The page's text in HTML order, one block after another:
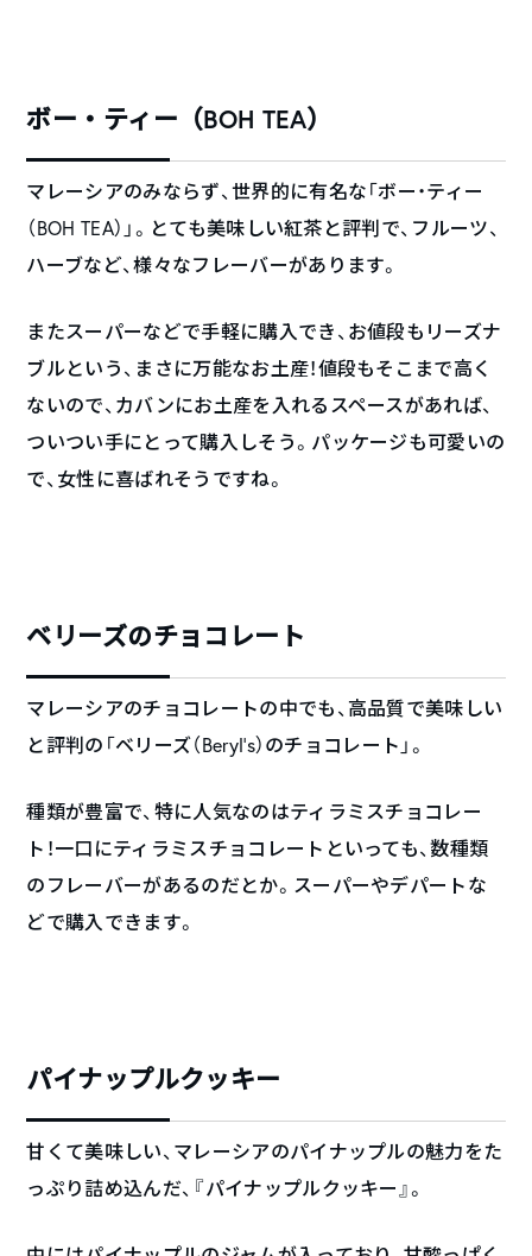
ボー・ティー（BOH TEA）
マレーシアのみならず、世界的に有名な「ボー・ティー
（BOH TEA）」。とても美味しい紅茶と評判で、フルーツ、
ハーブなど、様々なフレーバーがあります。
またスーパーなどで手軽に購入でき、お値段もリーズナ
ブルという、まさに万能なお土産！値段もそこまで高く
ないので、カバンにお土産を入れるスペースがあれば、
ついつい手にとって購入しそう。パッケージも可愛いの
で、女性に喜ばれそうですね。
ベリーズのチョコレート
マレーシアのチョコレートの中でも、高品質で美味しい
と評判の「ベリーズ（Beryl’s）のチョコレート」。
種類が豊富で、特に人気なのはティラミスチョコレー
ト！一口にティラミスチョコレートといっても、数種類
のフレーバーがあるのだとか。スーパーやデパートな
どで購入できます。
パイナップルクッキー
甘くて美味しい、マレーシアのパイナップルの魅力をた
っぷり詰め込んだ、『パイナップルクッキー』。